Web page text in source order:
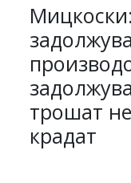
трошат
крадат